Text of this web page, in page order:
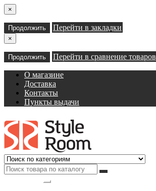
×
Продолжить Перейти в закладки
×
Продолжить Перейти в сравнение товаров
О магазине
Доставка
Контакты
Пункты выдачи